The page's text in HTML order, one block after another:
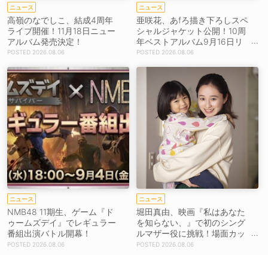
ニュース
高嶺のなでしこ、結成4周年
ライブ開催！11月18日ニュー
アルバム発売決定！
2026.08.06
ニュース
亜咲花、あfろ描き下ろしスペ
シャルジャケット公開！10周
年ベストアルバム9月16日リ
リース！2026.08.06
ニュース
NMB48 11期生、ゲーム『ド
ゥームズデイ』でレギュラー
番組出演バトル開幕！
2026.08.06
ニュース
堀田真由、映画『私はあなた
を知らない、』で初のシング
ルマザー役に挑戦！場面カッ
トを解禁！【コメントあり】
2026.08.06